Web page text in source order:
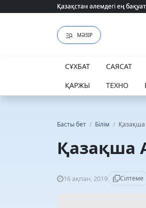
Қазақстан әлемдегі ең
Қазақстан әлемдегі ең
МӘЗІР
СҰХБАТ САЯСАТ
ҚАРЖЫ
ТЕХНО
Басты бет / Білім / Қазақша
Қазақша
16 ақпан, 2019 Сілтеме